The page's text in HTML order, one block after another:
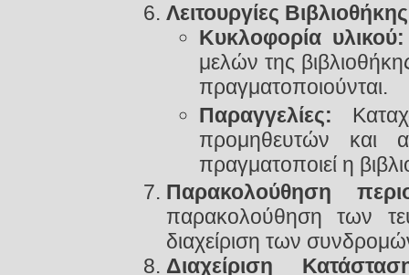
Λειτουργίες
Κυκλοφορία υλικού:
μελών της
πραγματοποιούνται.
Παραγγελίες:
προμηθευτών και
πραγματοποιεί η
Παρακολούθηση
παρακολούθηση των
διαχείριση των
Διαχείριση